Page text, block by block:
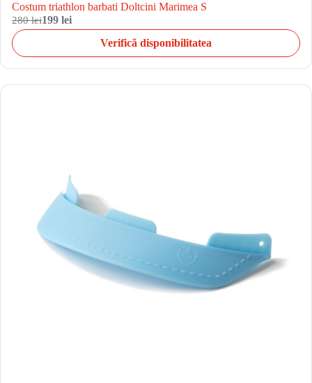
Costum triathlon barbati Doltcini Marimea S
280 lei199 lei
Verifică disponibilitatea